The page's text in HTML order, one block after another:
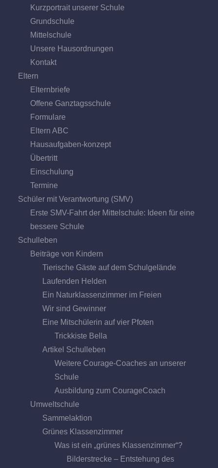
Kurzportrait unserer Schule
Grund­schule
Mittel­schule
Unsere Hausordnungen
Kontakt
Eltern
Elternbriefe
Offene Ganz­tags­schule
Formulare
Eltern ABC
Hausaufgaben-konzept
Übertritt
Einschulung
Termine
Schüler mit Verantwortung (SMV)
Erste SMV-Fahrt der Mittelschule: Ideen für eine
bessere Schule
Schulleben
Beiträge von Kindern
Tierische Gäste auf dem Schulgelände
Laufenden Helden
Ein Naturklassenzimmer im Freien
Wir sind Gewinner
Eine Mitschülerin auf vier Pfoten
Trickkiste Bella
Artikel Schulleben
Weitere Courage-Coaches an unserer
Schule
Ausbildung zum CourageCoach
Umweltschule
Sammelaktion
Grünes Klassenzimmer
Was ist ein „grünes Klassenzimmer“?
Bilderstrecke – Entstehung des